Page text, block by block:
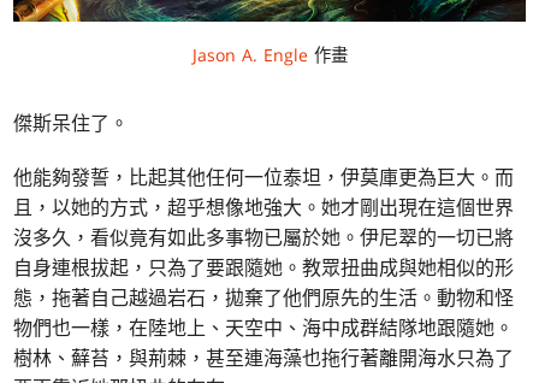
Jason A. Engle 作畫
傑斯呆住了。
他能夠發誓，比起其他任何一位泰坦，伊莫庫更為巨大。而
且，以她的方式，超乎想像地強大。她才剛出現在這個世界
沒多久，看似竟有如此多事物已屬於她。伊尼翠的一切已將
自身連根拔起，只為了要跟隨她。教眾扭曲成與她相似的形
態，拖著自己越過岩石，拋棄了他們原先的生活。動物和怪
物們也一樣，在陸地上、天空中、海中成群結隊地跟隨她。
樹林、蘚苔，與荊棘，甚至連海藻也拖行著離開海水只為了